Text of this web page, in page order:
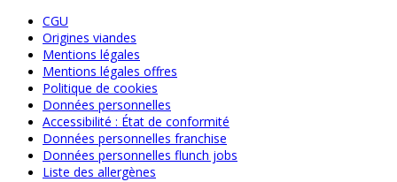
CGU
Origines viandes
Mentions légales
Mentions légales offres
Politique de cookies
Données personnelles
Accessibilité : État de conformité
Données personnelles franchise
Données personnelles flunch jobs
Liste des allergènes